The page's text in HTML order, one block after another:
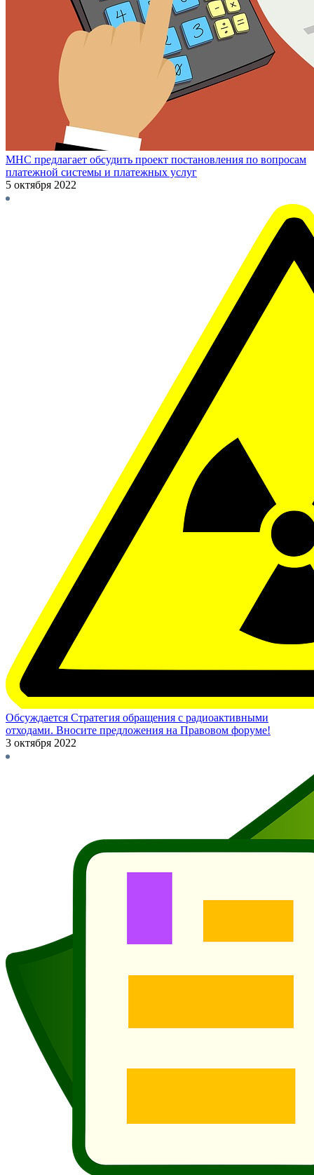
МНС предлагает обсудить проект постановления по вопросам
платежной системы и платежных услуг
5 октября 2022
Обсуждается Стратегия обращения с радиоактивными
отходами. Вносите предложения на Правовом форуме!
3 октября 2022